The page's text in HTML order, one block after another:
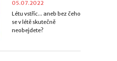
05.07.2022
Létu vstříc... aneb bez čeho
se v létě skutečně
neobejdete?